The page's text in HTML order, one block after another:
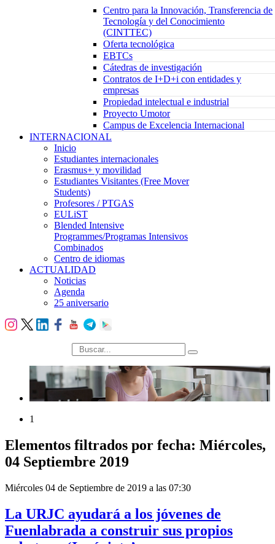
Centro para la Innovación, Transferencia de
Tecnología y del Conocimiento
(CINTTEC)
Oferta tecnológica
EBTCs
Cátedras de investigación
Contratos de I+D+i con entidades y
empresas
Propiedad intelectual e industrial
Proyecto Umotor
Campus de Excelencia Internacional
INTERNACIONAL
Inicio
Estudiantes internacionales
Erasmus+ y movilidad
Estudiantes Visitantes (Free Mover
Students)
Profesores / PTGAS
EULiST
Blended Intensive
Programmes/Programas Intensivos
Combinados
Centro de idiomas
ACTUALIDAD
Noticias
Agenda
25 aniversario
búsqueda
1
Elementos filtrados por fecha: Miércoles,
04 Septiembre 2019
Miércoles 04 de Septiembre de 2019 a las 07:30
La URJC ayudará a los jóvenes de
Fuenlabrada a construir sus propios